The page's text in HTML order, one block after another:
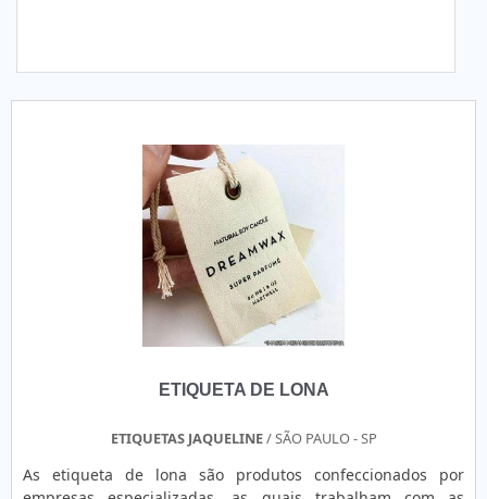
ETIQUETA DE LONA
ETIQUETAS JAQUELINE/ SÃO PAULO - SP
As etiqueta de lona são produtos confeccionados por